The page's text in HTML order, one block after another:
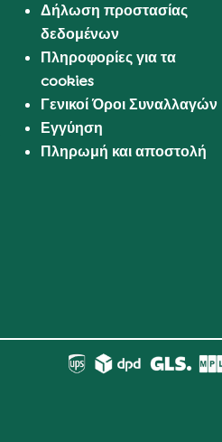
Δήλωση προστασίας
δεδομένων
Πληροφορίες για τα
cookies
Γενικοί Όροι Συναλλαγών
Εγγύηση
Πληρωμή και αποστολή